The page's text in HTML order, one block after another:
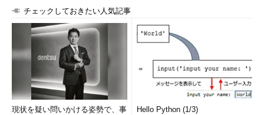
チェックしておきたい人気記事
現状を疑い問いかける姿勢で、事
Hello Python (1/3)